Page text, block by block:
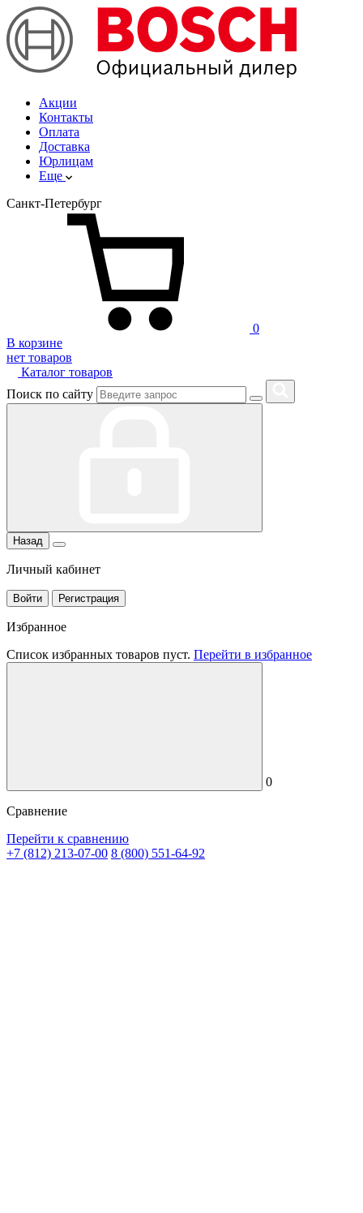
Акции
Контакты
Оплата
Доставка
Юрлицам
Еще
Санкт-Петербург
0
В корзине
нет товаров
Каталог товаров
Поиск по сайту
Назад
Личный кабинет
Войти Регистрация
Избранное
Список избранных товаров пуст. Перейти в избранное
0
Сравнение
Перейти к сравнению
+7 (812) 213-07-00 8 (800) 551-64-92